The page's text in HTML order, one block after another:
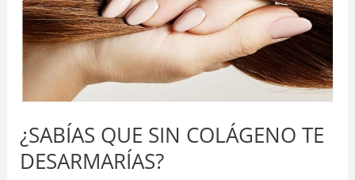
¿SABÍAS QUE SIN COLÁGENO TE
DESARMARÍAS?
DESARMARÍAS?